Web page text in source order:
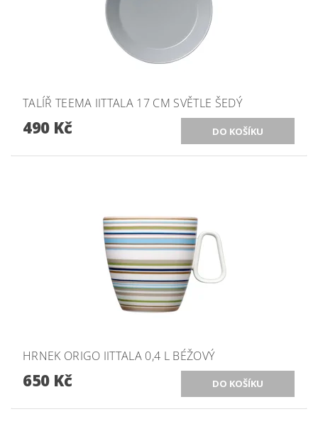
TALÍŘ TEEMA IITTALA 17 CM SVĚTLE ŠEDÝ
490 Kč
HRNEK ORIGO IITTALA 0,4 L BÉŽOVÝ
650 Kč